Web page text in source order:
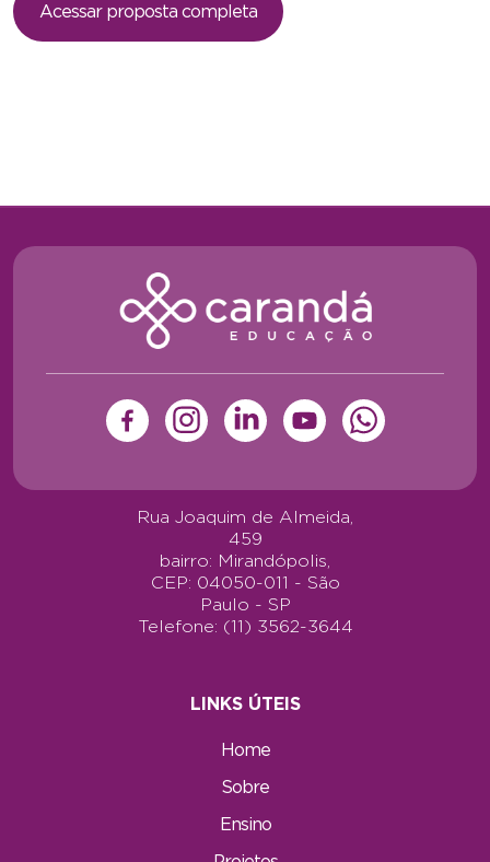
Acessar proposta completa
Rua Joaquim de Almeida,
459
bairro: Mirandópolis,
CEP: 04050-011 - São
Paulo - SP
Telefone: (11) 3562-3644
LINKS ÚTEIS
Home
Sobre
Ensino